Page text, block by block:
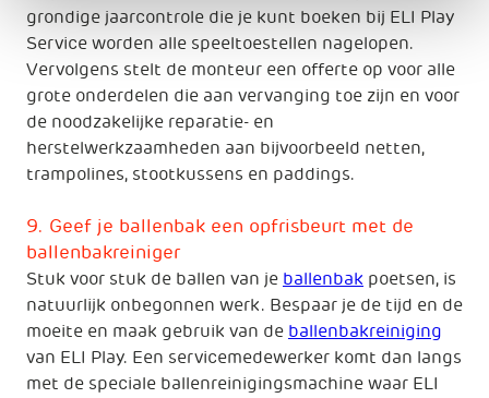
grondige jaarcontrole die je kunt boeken bij ELI Play
Service worden alle speeltoestellen nagelopen.
Vervolgens stelt de monteur een offerte op voor alle
grote onderdelen die aan vervanging toe zijn en voor
de noodzakelijke reparatie- en
herstelwerkzaamheden aan bijvoorbeeld netten,
trampolines, stootkussens en paddings.
9. Geef je ballenbak een opfrisbeurt met de
ballenbakreiniger
Stuk voor stuk de ballen van je ballenbak poetsen, is
natuurlijk onbegonnen werk. Bespaar je de tijd en de
moeite en maak gebruik van de ballenbakreiniging
van ELI Play. Een servicemedewerker komt dan langs
met de speciale ballenreinigingsmachine waar ELI